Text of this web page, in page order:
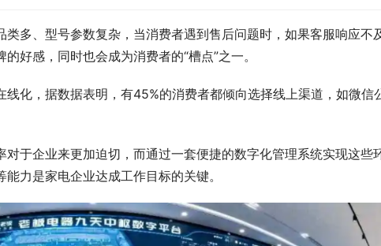
多、型号参数复杂，当消费者遇到售后问题时，如果客服响应不
好感，同时也会成为消费者的“槽点”之一。
化，据数据表明，有45%的消费者都倾向选择线上渠道，如微信
于企业来更加迫切，而通过一套便捷的数字化管理系统实现这些
力是家电企业达成工作目标的关键。